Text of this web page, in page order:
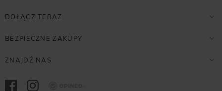
DOŁĄCZ TERAZ
BEZPIECZNE ZAKUPY
ZNAJDŹ NAS